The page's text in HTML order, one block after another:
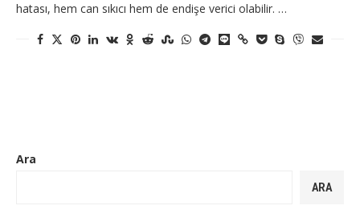
hatası, hem can sıkıcı hem de endişe verici olabilir. …
Ara
ARA